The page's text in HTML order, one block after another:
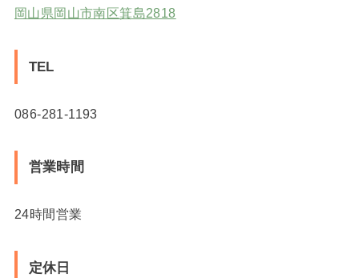
岡山県岡山市南区箕島2818
TEL
086-281-1193
営業時間
24時間営業
定休日